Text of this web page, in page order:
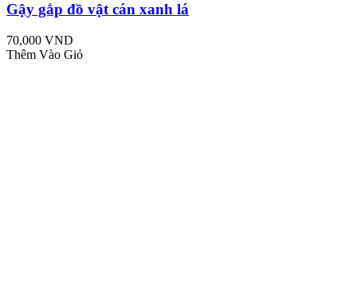
Gậy gắp đồ vật cán xanh lá
70,000 VND
Thêm Vào Giỏ